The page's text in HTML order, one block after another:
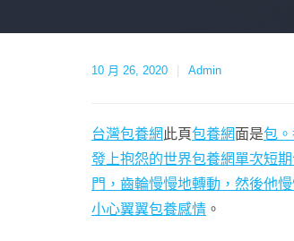
10 月 26, 2020 Admin
台灣包養網 此頁包養網面是包
發上抱怨的世界包養網單次短
門，齒輪慢慢地轉動，然後他
小心翼翼包養感情 。